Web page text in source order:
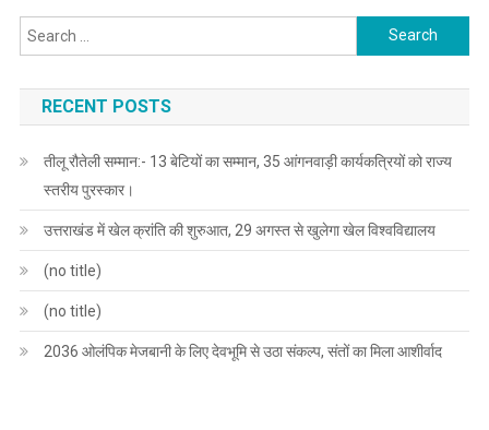
Search
for:
RECENT POSTS
तीलू रौतेली सम्मान:- 13 बेटियों का सम्मान, 35 आंगनवाड़ी कार्यकत्रियों को राज्य
स्तरीय पुरस्कार।
उत्तराखंड में खेल क्रांति की शुरुआत, 29 अगस्त से खुलेगा खेल विश्वविद्यालय
(no title)
(no title)
2036 ओलंपिक मेजबानी के लिए देवभूमि से उठा संकल्प, संतों का मिला आशीर्वाद